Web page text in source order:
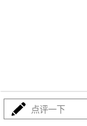
点评一下